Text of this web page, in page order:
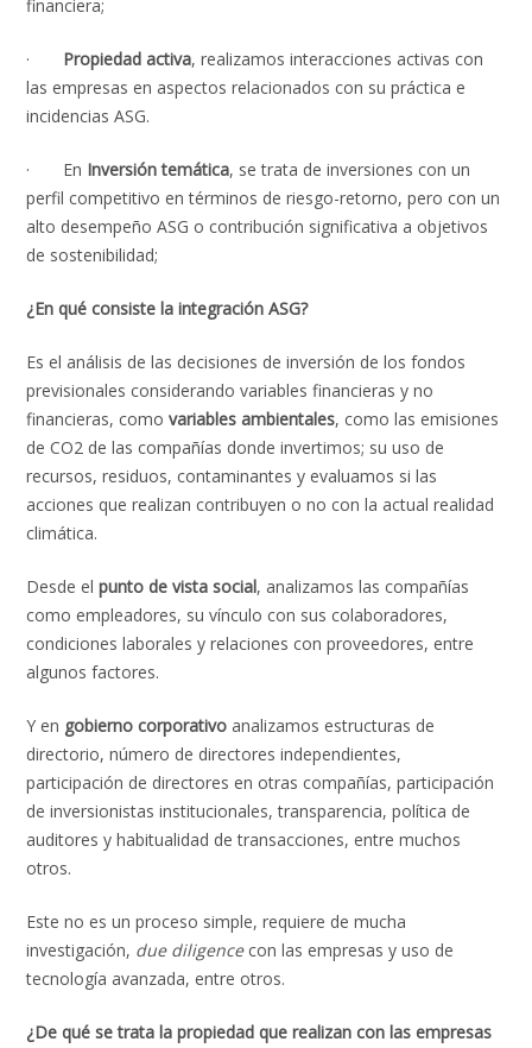
financiera;
· Propiedad activa, realizamos interacciones activas con
las empresas en aspectos relacionados con su práctica e
incidencias ASG.
· En Inversión temática, se trata de inversiones con un
perfil competitivo en términos de riesgo-retorno, pero con un
alto desempeño ASG o contribución significativa a objetivos
de sostenibilidad;
¿En qué consiste la integración ASG?
Es el análisis de las decisiones de inversión de los fondos
previsionales considerando variables financieras y no
financieras, comovariables ambientales, como las emisiones
de CO2 de las compañías donde invertimos; su uso de
recursos, residuos, contaminantes y evaluamos si las
acciones que realizan contribuyen o no con la actual realidad
climática.
Desde elpunto de vista social, analizamos las compañías
como empleadores, su vínculo con sus colaboradores,
condiciones laborales y relaciones con proveedores, entre
algunos factores.
Y en gobierno corporativo analizamos estructuras de
directorio, número de directores independientes,
participación de directores en otras compañías, participación
de inversionistas institucionales, transparencia, política de
auditores y habitualidad de transacciones, entre muchos
otros.
Este no es un proceso simple, requiere de mucha
investigación, due diligencecon las empresas y uso de
tecnología avanzada, entre otros.
¿De qué se trata la propiedad que realizan con las empresas